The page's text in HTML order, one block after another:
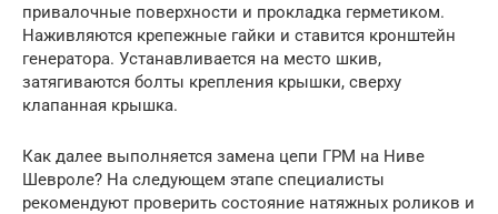
привалочные поверхности и прокладка герметиком.
Наживляются крепежные гайки и ставится кронштейн
генератора. Устанавливается на место шкив,
затягиваются болты крепления крышки, сверху
клапанная крышка.
Как далее выполняется замена цепи ГРМ на Ниве
Шевроле? На следующем этапе специалисты
рекомендуют проверить состояние натяжных роликов и